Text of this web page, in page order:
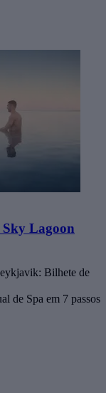
Lagoon
Bilhete de
de Spa em 7 passos